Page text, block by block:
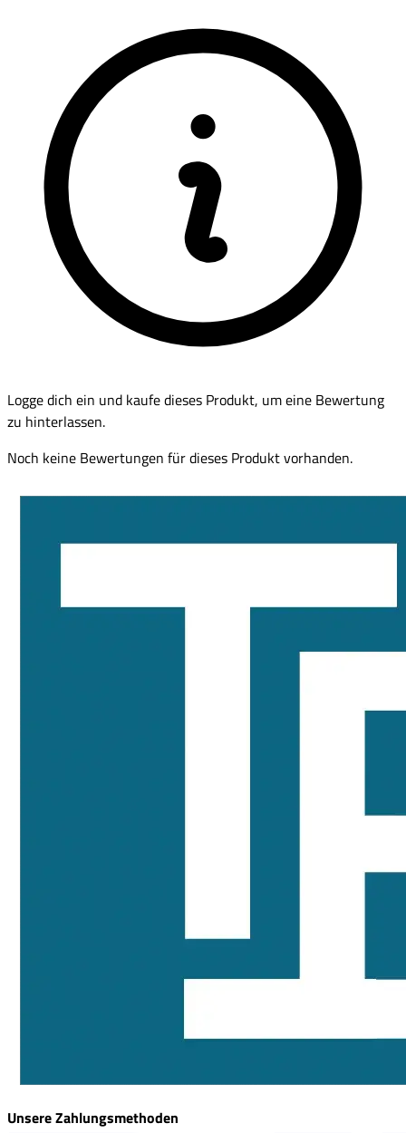
Logge dich ein und kaufe dieses Produkt, um eine Bewertung
zu hinterlassen.
Noch keine Bewertungen für dieses Produkt vorhanden.
Unsere Zahlungsmethoden